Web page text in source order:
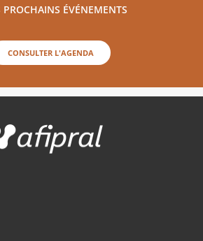
PROCHAINS ÉVÉNEMENTS
CONSULTER L'AGENDA